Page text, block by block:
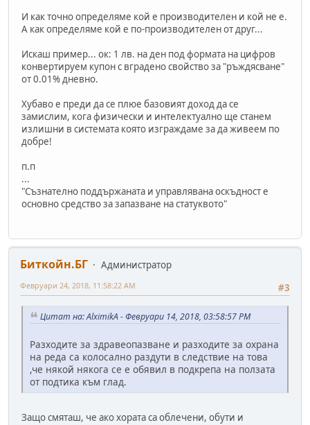
И как точно определяме кой е производителен и кой не е.
А как определяме кой е по-производителен от друг...
Искаш пример... ок: 1 лв. на ден под формата на цифров
конвертируем купон с вградено свойство за "ръждясване"
от 0.01% дневно.
Хубаво е преди да се плюе базовият доход да се
замислим, кога физически и интелектуално ще станем
излишни в системата която изграждаме за да живеем по
добре!
п.п
...
"Съзнателно поддържаната и управлявана оскъдност е
основно средство за запазване на статуквото"
Биткойн.БГ
Администратор
#3
Февруари 24, 2018, 11:58:22 AM
Цитат на: AlximikA - Февруари 14, 2018, 03:58:57 PM
Разходите за здравеопазване и разходите за охрана
на реда са колосално раздути в следствие на това
,че някой някога се е обявил в подкрепа на ползата
от подтика към глад.
Защо смяташ, че ако хората са облечени, обути и